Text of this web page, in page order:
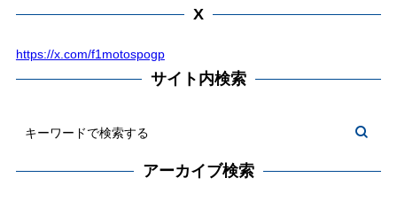
X
https://x.com/f1motospogp
サイト内検索
アーカイブ検索